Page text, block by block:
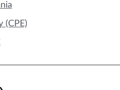
(CPE)